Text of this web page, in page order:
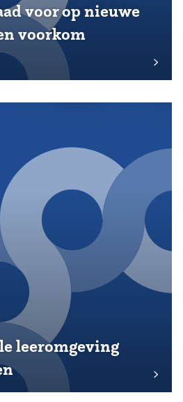
voor op nieuwe
voorkom
leeromgeving